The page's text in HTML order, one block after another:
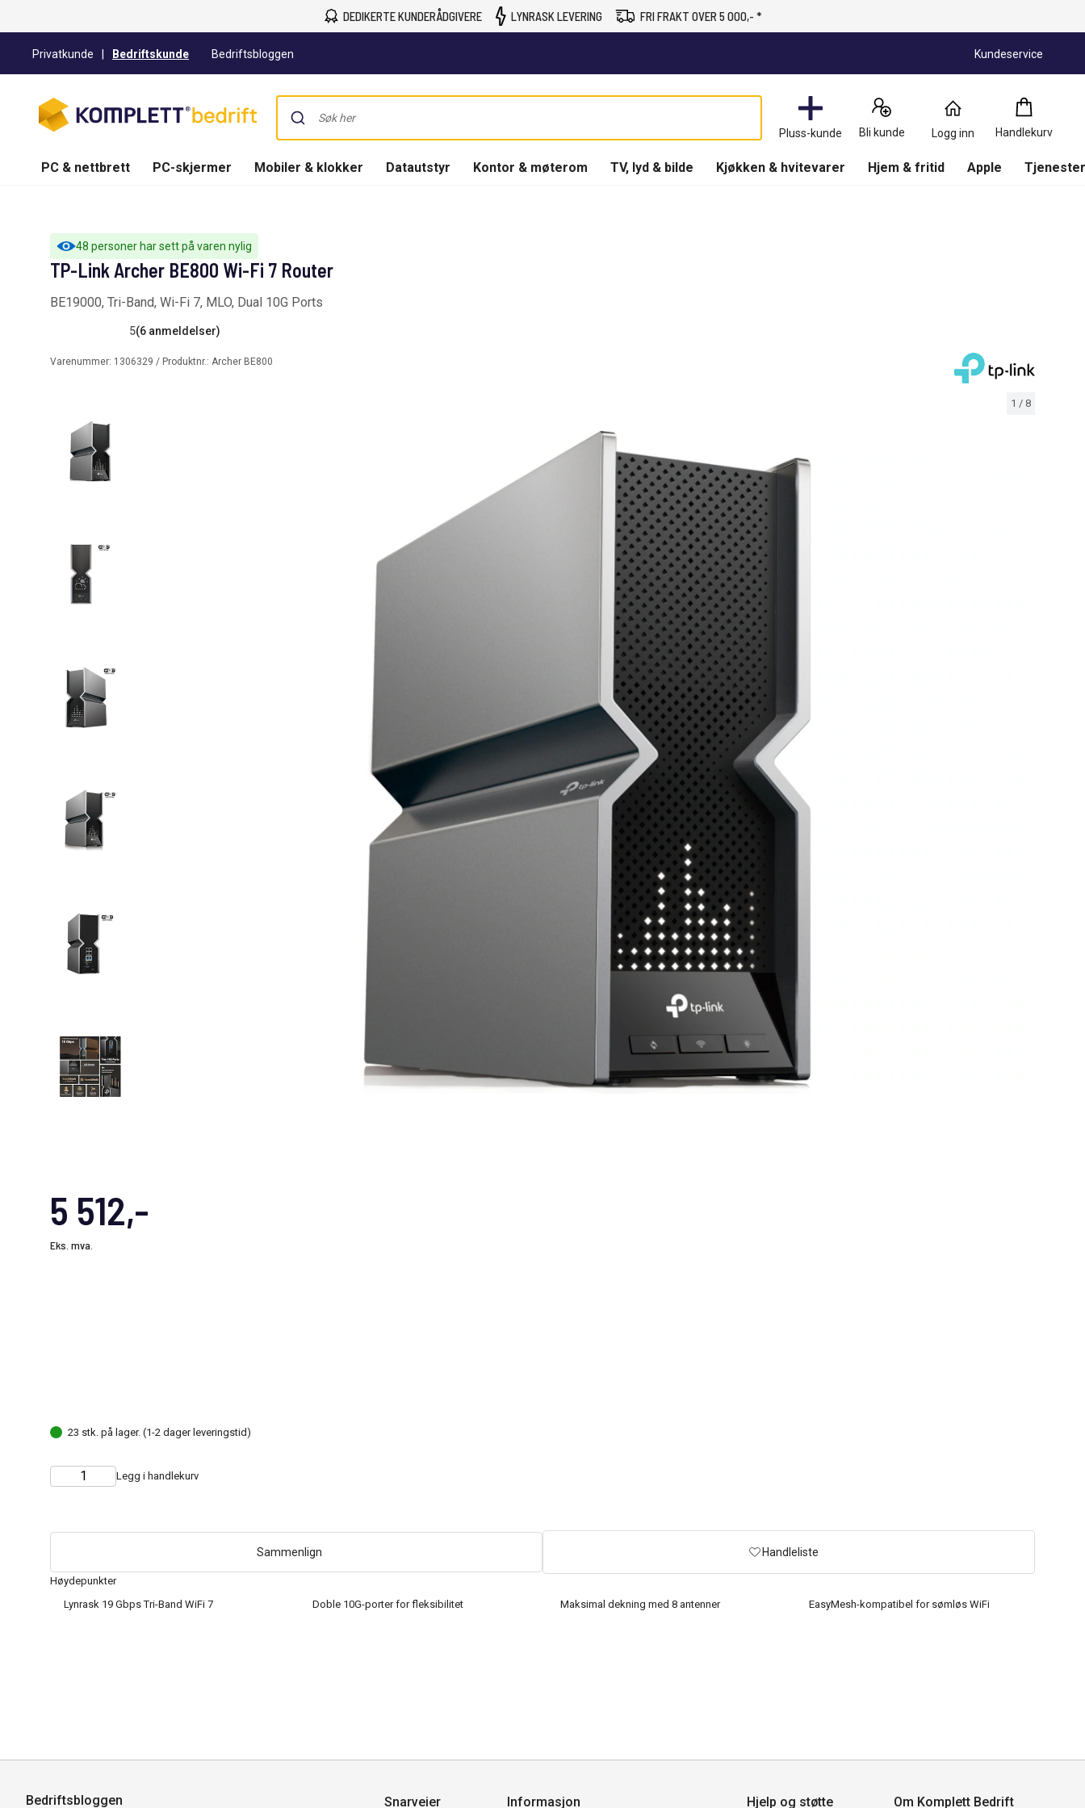
DEDIKERTE KUNDERÅDGIVERE LYNRASK LEVERING FRI FRAKT OVER 5 000,- *
Privatkunde Bedriftskunde Bedriftsbloggen Kundeservice
Pluss-kunde Bli kunde Logg inn Handlekurv
Handlekurv
0
Produkter
PC & nettbrett PC-skjermer Mobiler & klokker Datautstyr Kontor & møterom TV, lyd & bilde Kjøkken & hvitevarer Hjem & fritid Apple
48 personer har sett på varen nylig
1 / 8
Høydepunkter
Lynrask 19 Gbps Tri-Band WiFi 7
Doble 10G-porter for fleksibilitet Maksimal dekning med 8 antenner EasyMesh-kompatibel for sømløs WiFi
TP-Link Archer BE800 Wi-Fi 7 Router
BE19000, Tri-Band, Wi-Fi 7, MLO, Dual 10G Ports
5(6 anmeldelser)
Varenummer: 1306329 / Produktnr.: Archer BE800
5 512,-
Eks. mva.
23 stk. på lager. (1-2 dager leveringstid)
Choose
Quantity Legg i handlekurv
Sammenlign Handleliste
Bedriftsbloggen Snarveier Informasjon Hjelp og støtte Om Komplett Bedrift